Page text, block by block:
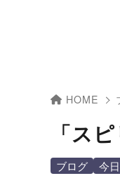
HOME
「ス
ブログ 今